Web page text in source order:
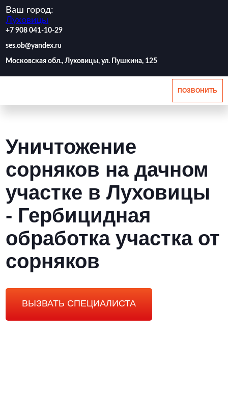
Ваш город:
Луховицы
‪+7 908 041-10-29
ses.ob@yandex.ru
Московская обл., Луховицы, ул. Пушкина, 125
ПОЗВОНИТЬ
Уничтожение
сорняков на дачном
участке в Луховицы
- Гербицидная
обработка участка от
сорняков
ВЫЗВАТЬ СПЕЦИАЛИСТА